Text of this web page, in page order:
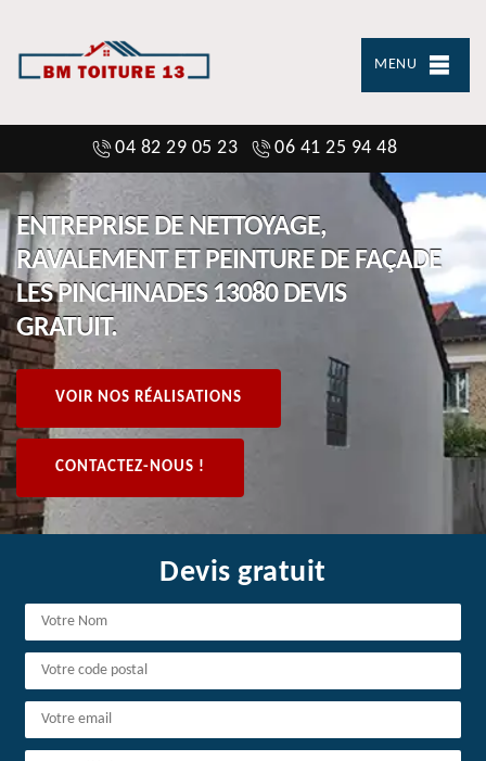
MENU
04 82 29 05 23 06 41 25 94 48
ENTREPRISE DE NETTOYAGE,
RAVALEMENT ET PEINTURE DE FAÇADE
LES PINCHINADES 13080 DEVIS
GRATUIT.
VOIR NOS RÉALISATIONS
CONTACTEZ-NOUS !
Devis gratuit